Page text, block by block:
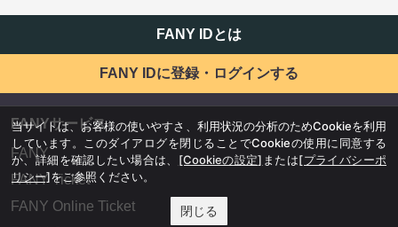
FANY IDとは
FANY IDに登録・ログインする
FANYサービス
FANY
FANY Ticket
FANY Online Ticket
当サイトは、お客様の使いやすさ、利用状況の分析のためCookieを利用
しています。このダイアログを閉じることでCookieの使用に同意する
か、詳細を確認したい場合は、 [Cookieの設定] または[プライバシーポ
リシー]をご参照ください。
閉じる